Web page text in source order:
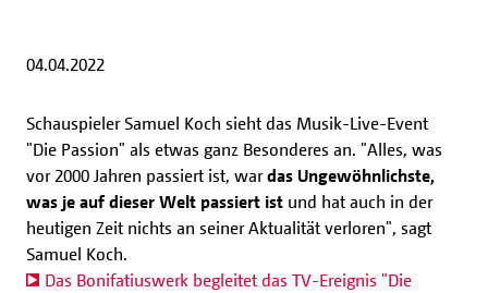
04.04.2022
Schauspieler Samuel Koch sieht das Musik-Live-Event
"Die Passion" als etwas ganz Besonderes an. "Alles, was
vor 2000 Jahren passiert ist, wardas Ungewöhnlichste,
was je auf dieser Welt passiert ist und hat auch in der
heutigen Zeit nichts an seiner Aktualität verloren", sagt
Samuel Koch.
Das Bonifatiuswerk begleitet das TV-Ereignis "Die